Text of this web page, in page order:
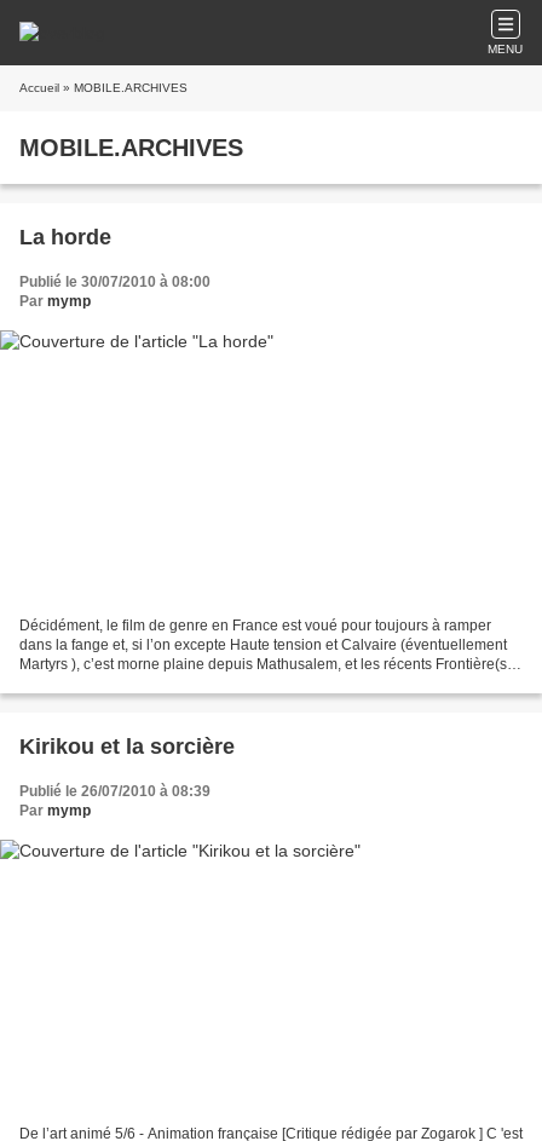
MENU
Accueil » MOBILE.ARCHIVES
MOBILE.ARCHIVES
La horde
Publié le 30/07/2010 à 08:00
Par mymp
Décidément, le film de genre en France est voué pour toujours à ramper
dans la fange et, si l’on excepte Haute tension et Calvaire (éventuellement
Martyrs ), c’est morne plaine depuis Mathusalem, et les récents Frontière(s)
Kirikou et la sorcière
Publié le 26/07/2010 à 08:39
Par mymp
De l’art animé 5/6 - Animation française [Critique rédigée par Zogarok ] C 'est